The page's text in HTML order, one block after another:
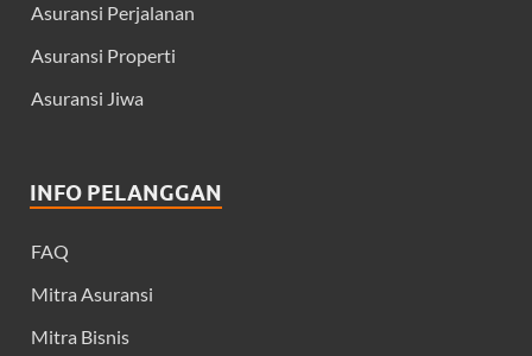
Asuransi Perjalanan
Asuransi Properti
Asuransi Jiwa
INFO PELANGGAN
FAQ
Mitra Asuransi
Mitra Bisnis